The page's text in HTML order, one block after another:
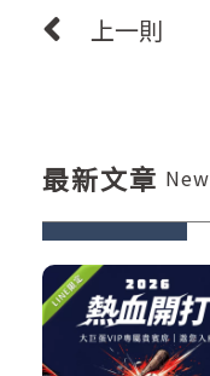
上一則
最新文章 New